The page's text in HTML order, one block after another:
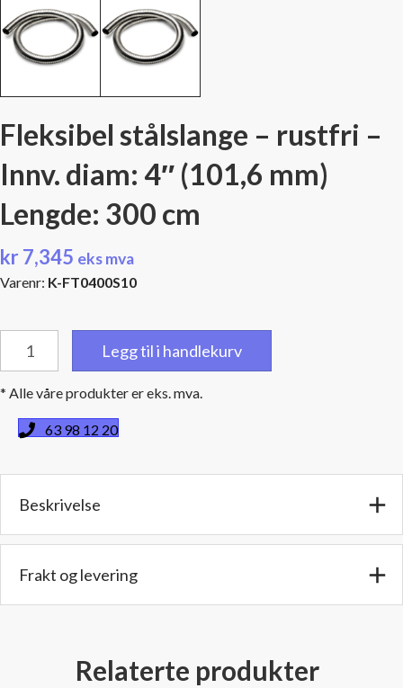
Fleksibel stålslange – rustfri –
Innv. diam: 4″ (101,6 mm)
Lengde: 300 cm
kr7,345 eks mva
Varenr: K-FT0400S10
stålslange
rustfri
Innv.
(101,6
Lengde:
300
antall
Legg til i handlekurv
* Alle våre produkter er eks. mva.
63 98 12 20
Beskrivelse
Frakt og levering
Relaterte produkter